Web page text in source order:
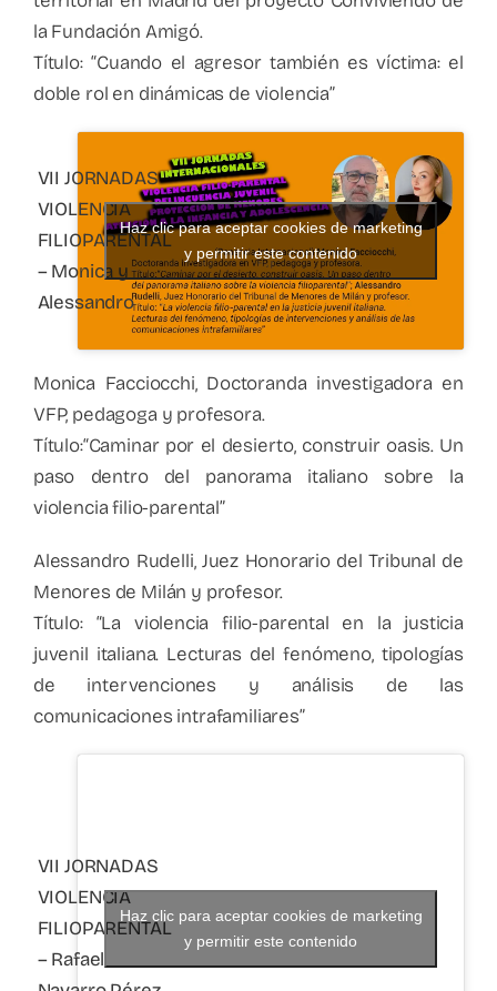
la Fundación Amigó.
Título: “Cuando el agresor también es víctima: el
doble rol en dinámicas de violencia”
VII JORNADAS
VIOLENCIA
FILIOPARENTAL
– Monica y
Alessandro
Haz clic para aceptar cookies de marketing
y permitir este contenido
Monica Facciocchi, Doctoranda investigadora en
VFP, pedagoga y profesora.
Título:“Caminar por el desierto, construir oasis. Un
paso dentro del panorama italiano sobre la
violencia filio-parental”
Alessandro Rudelli, Juez Honorario del Tribunal de
Menores de Milán y profesor.
Título: “La violencia filio-parental en la justicia
juvenil italiana. Lecturas del fenómeno, tipologías
de intervenciones y análisis de las
comunicaciones intrafamiliares”
VII JORNADAS
VIOLENCIA
FILIOPARENTAL
– Rafael
Haz clic para aceptar cookies de marketing
y permitir este contenido